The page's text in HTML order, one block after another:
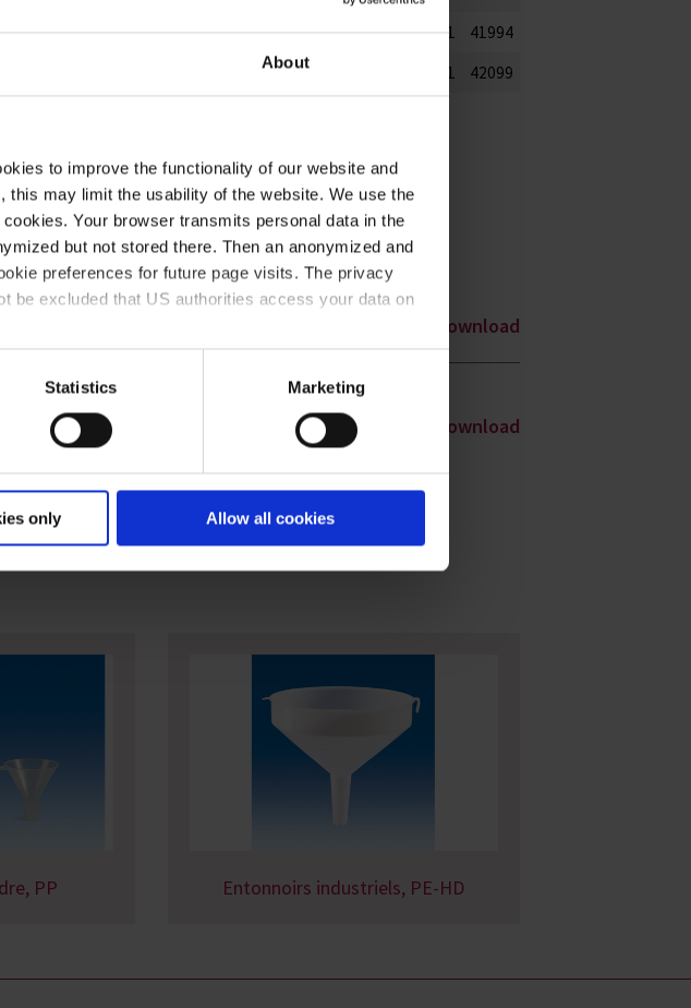
About
to improve the functionality of our website and
may limit the usability of the website. We use the
Your browser transmits personal data in the
but not stored there. Then an anonymized and
preferences for future page visits. The privacy
be excluded that US authorities access your data on
visit our data privacy statement
Statistics Marketing
only Allow all cookies
31 1
41994
1 42099
Download
Download
PP Entonnoirs industriels, PE-HD